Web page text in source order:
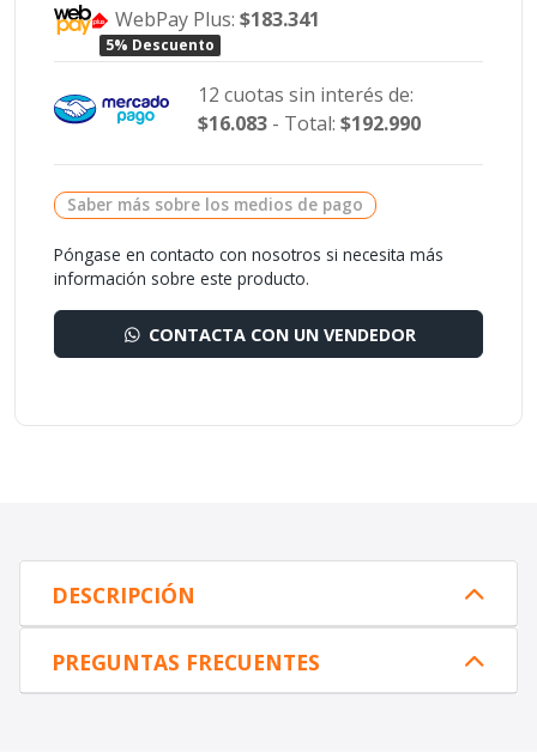
WebPay Plus:$183.341
5% Descuento
12 cuotas sin interés de:
$16.083- Total: $192.990
Saber más sobre los medios de pago
Póngase en contacto con nosotros si necesita más
información sobre este producto.
CONTACTA CON UN VENDEDOR
DESCRIPCIÓN
PREGUNTAS FRECUENTES